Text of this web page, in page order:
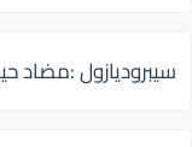
سيبروديازول :مضاد